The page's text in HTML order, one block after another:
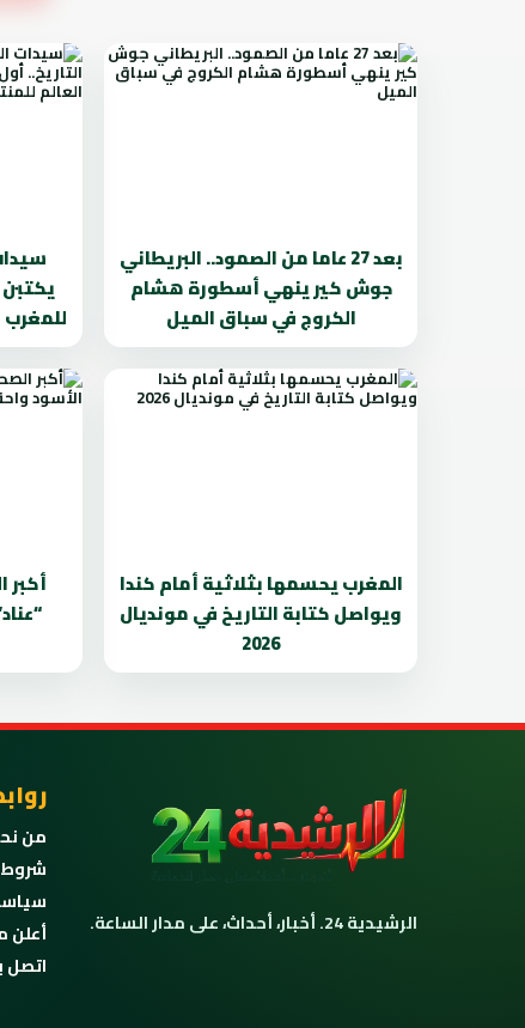
بعد 27 عاما من الصمود.. البريطاني
جوش كير ينهي أسطورة هشام
الكروج في سباق الميل
المغرب يحسمها بثلاثية أمام كندا
ويواصل كتابة التاريخ في مونديال
2026
أكبر
الرشيدية 24. أخبار، أحداث، على مدار الساعة.
من
شروط
أعلن
اتصل